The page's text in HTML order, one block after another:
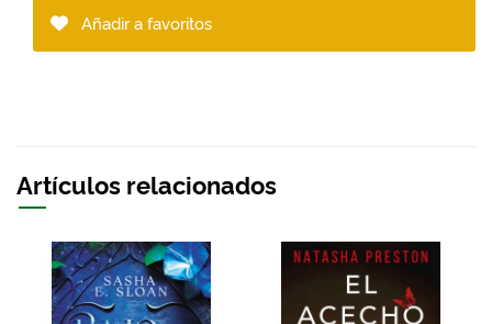
Añadir a favoritos
Artículos relacionados